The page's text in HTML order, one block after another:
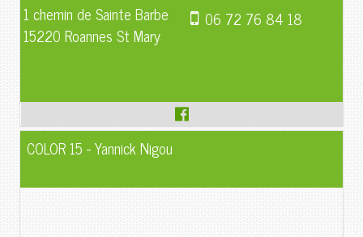
1 chemin de Sainte Barbe
15220 Roannes St Mary
06 72 76 84 18
COLOR 15 - Yannick Nigou